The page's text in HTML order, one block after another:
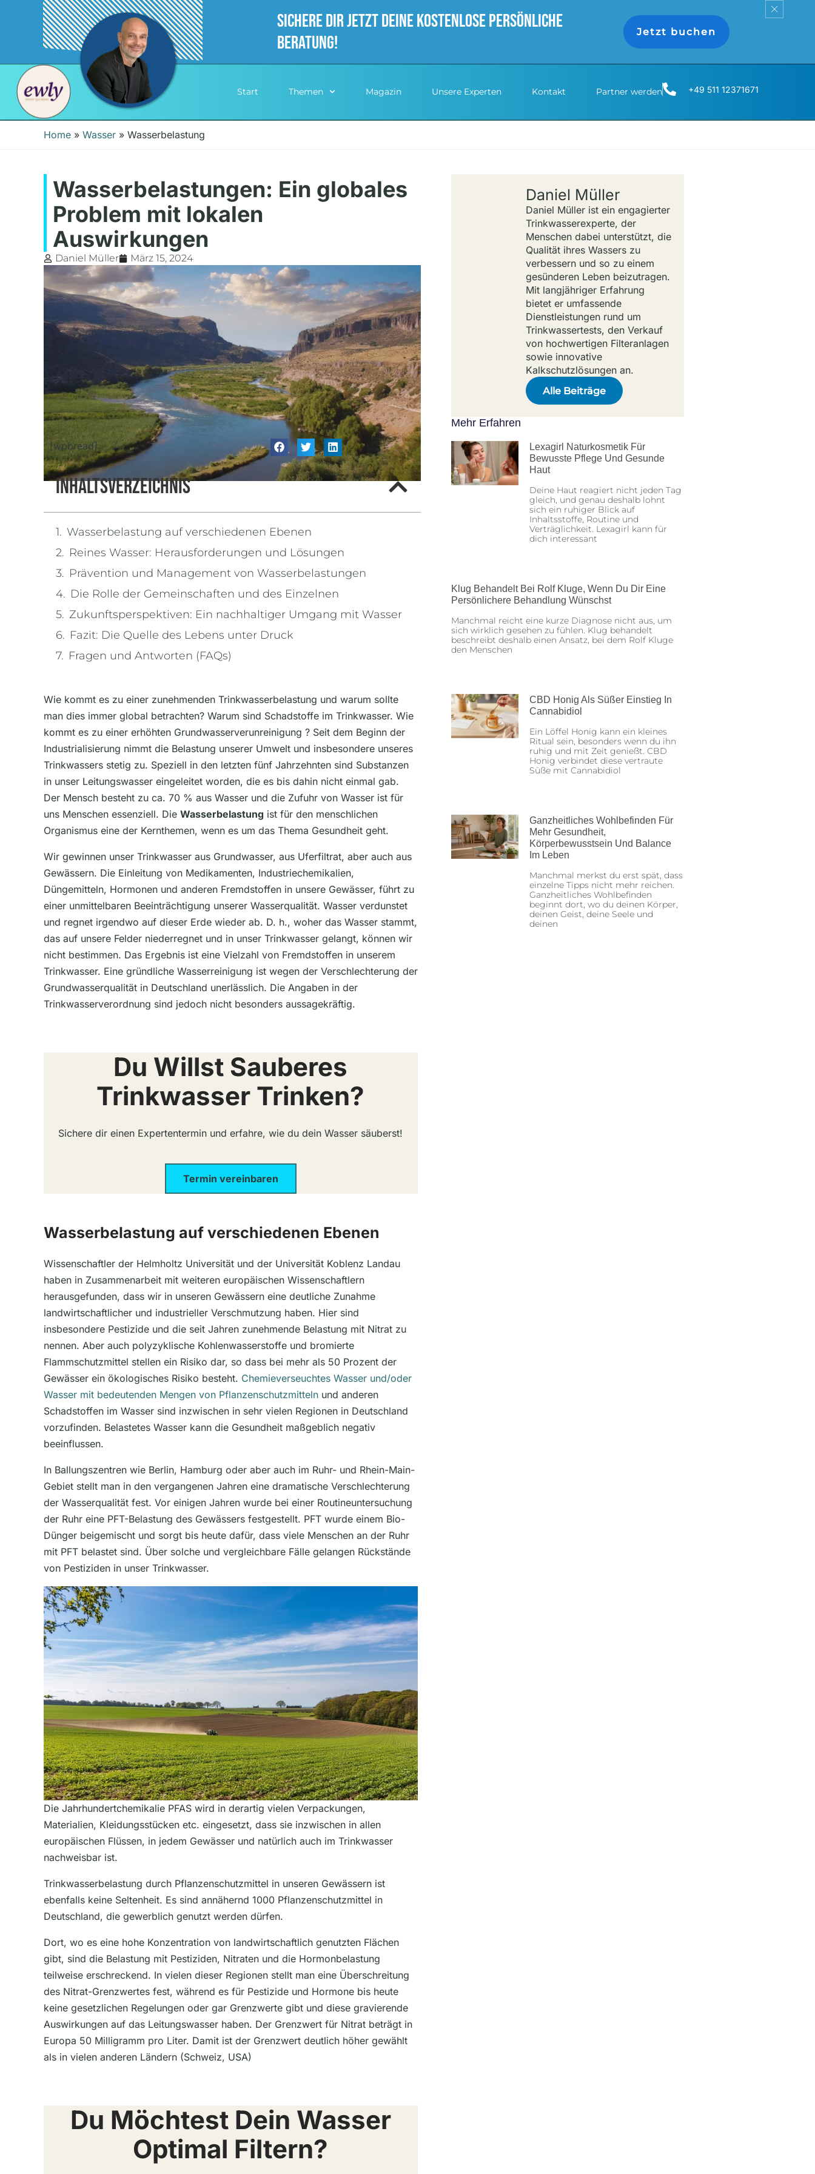
Start Themen Magazin Unsere Experten Kontakt Partner werden +49 511 12371671
Home » Wasser » Wasserbelastung
Wasserbelastungen: Ein globales
Problem mit lokalen
Auswirkungen
Daniel Müller März 15, 2024
[wpbread]
Inhaltsverzeichnis
Wasserbelastung auf verschiedenen Ebenen
Reines Wasser: Herausforderungen und Lösungen
Prävention und Management von Wasserbelastungen
Die Rolle der Gemeinschaften und des Einzelnen
Zukunftsperspektiven: Ein nachhaltiger Umgang mit Wasser
Fazit: Die Quelle des Lebens unter Druck
Fragen und Antworten (FAQs)
Wie kommt es zu einer zunehmenden Trinkwasserbelastung und warum sollte
man dies immer global betrachten? Warum sind Schadstoffe im Trinkwasser. Wie
kommt es zu einer erhöhten Grundwasserverunreinigung ? Seit dem Beginn der
Industrialisierung nimmt die Belastung unserer Umwelt und insbesondere unseres
Trinkwassers stetig zu. Speziell in den letzten fünf Jahrzehnten sind Substanzen
in unser Leitungswasser eingeleitet worden, die es bis dahin nicht einmal gab.
Der Mensch besteht zu ca. 70 % aus Wasser und die Zufuhr von Wasser ist für
uns Menschen essenziell. Die Wasserbelastung ist für den menschlichen
Organismus eine der Kernthemen, wenn es um das Thema Gesundheit geht.
Wir gewinnen unser Trinkwasser aus Grundwasser, aus Uferfiltrat, aber auch aus
Gewässern. Die Einleitung von Medikamenten, Industriechemikalien,
Düngemitteln, Hormonen und anderen Fremdstoffen in unsere Gewässer, führt zu
einer unmittelbaren Beeinträchtigung unserer Wasserqualität. Wasser verdunstet
und regnet irgendwo auf dieser Erde wieder ab. D. h., woher das Wasser stammt,
das auf unsere Felder niederregnet und in unser Trinkwasser gelangt, können wir
nicht bestimmen. Das Ergebnis ist eine Vielzahl von Fremdstoffen in unserem
Trinkwasser. Eine gründliche Wasserreinigung ist wegen der Verschlechterung der
Grundwasserqualität in Deutschland unerlässlich. Die Angaben in der
Trinkwasserverordnung sind jedoch nicht besonders aussagekräftig.
Du Willst Sauberes
Trinkwasser Trinken?
Sichere dir einen Expertentermin und erfahre, wie du dein Wasser säuberst!
Termin vereinbaren
Wasserbelastung auf verschiedenen Ebenen
Wissenschaftler der Helmholtz Universität und der Universität Koblenz Landau
haben in Zusammenarbeit mit weiteren europäischen Wissenschaftlern
herausgefunden, dass wir in unseren Gewässern eine deutliche Zunahme
landwirtschaftlicher und industrieller Verschmutzung haben. Hier sind
insbesondere Pestizide und die seit Jahren zunehmende Belastung mit Nitrat zu
nennen. Aber auch polyzyklische Kohlenwasserstoffe und bromierte
Flammschutzmittel stellen ein Risiko dar, so dass bei mehr als 50 Prozent der
Gewässer ein ökologisches Risiko besteht. Chemieverseuchtes Wasser und/oder
Wasser mit bedeutenden Mengen von Pflanzenschutzmitteln und anderen
Schadstoffen im Wasser sind inzwischen in sehr vielen Regionen in Deutschland
vorzufinden. Belastetes Wasser kann die Gesundheit maßgeblich negativ
beeinflussen.
In Ballungszentren wie Berlin, Hamburg oder aber auch im Ruhr- und Rhein-Main-
Gebiet stellt man in den vergangenen Jahren eine dramatische Verschlechterung
der Wasserqualität fest. Vor einigen Jahren wurde bei einer Routineuntersuchung
der Ruhr eine PFT-Belastung des Gewässers festgestellt. PFT wurde einem Bio-
Dünger beigemischt und sorgt bis heute dafür, dass viele Menschen an der Ruhr
mit PFT belastet sind. Über solche und vergleichbare Fälle gelangen Rückstände
von Pestiziden in unser Trinkwasser.
Die Jahrhundertchemikalie PFAS wird in derartig vielen Verpackungen,
Materialien, Kleidungsstücken etc. eingesetzt, dass sie inzwischen in allen
europäischen Flüssen, in jedem Gewässer und natürlich auch im Trinkwasser
nachweisbar ist.
Trinkwasserbelastung durch Pflanzenschutzmittel in unseren Gewässern ist
ebenfalls keine Seltenheit. Es sind annähernd 1000 Pflanzenschutzmittel in
Deutschland, die gewerblich genutzt werden dürfen.
Dort, wo es eine hohe Konzentration von landwirtschaftlich genutzten Flächen
gibt, sind die Belastung mit Pestiziden, Nitraten und die Hormonbelastung
teilweise erschreckend. In vielen dieser Regionen stellt man eine Überschreitung
des Nitrat-Grenzwertes fest, während es für Pestizide und Hormone bis heute
keine gesetzlichen Regelungen oder gar Grenzwerte gibt und diese gravierende
Auswirkungen auf das Leitungswasser haben. Der Grenzwert für Nitrat beträgt in
Europa 50 Milligramm pro Liter. Damit ist der Grenzwert deutlich höher gewählt
als in vielen anderen Ländern (Schweiz, USA)
Du Möchtest Dein Wasser
Optimal Filtern?
Daniel Müller
Daniel Müller ist ein engagierter
Trinkwasserexperte, der
Menschen dabei unterstützt, die
Qualität ihres Wassers zu
verbessern und so zu einem
gesünderen Leben beizutragen.
Mit langjähriger Erfahrung
bietet er umfassende
Dienstleistungen rund um
Trinkwassertests, den Verkauf
von hochwertigen Filteranlagen
sowie innovative
Kalkschutzlösungen an.
Alle Beiträge
Mehr Erfahren
Lexagirl Naturkosmetik Für
Bewusste Pflege Und Gesunde
Haut
Deine Haut reagiert nicht jeden Tag
gleich, und genau deshalb lohnt
sich ein ruhiger Blick auf
Inhaltsstoffe, Routine und
Verträglichkeit. Lexagirl kann für
dich interessant
Klug Behandelt Bei Rolf Kluge, Wenn Du Dir Eine
Persönlichere Behandlung Wünschst
Manchmal reicht eine kurze Diagnose nicht aus, um
sich wirklich gesehen zu fühlen. Klug behandelt
beschreibt deshalb einen Ansatz, bei dem Rolf Kluge
den Menschen
CBD Honig Als Süßer Einstieg In
Cannabidiol
Ein Löffel Honig kann ein kleines
Ritual sein, besonders wenn du ihn
ruhig und mit Zeit genießt. CBD
Honig verbindet diese vertraute
Süße mit Cannabidiol
Ganzheitliches Wohlbefinden Für
Mehr Gesundheit,
Körperbewusstsein Und Balance
Im Leben
Manchmal merkst du erst spät, dass
einzelne Tipps nicht mehr reichen.
Ganzheitliches Wohlbefinden
beginnt dort, wo du deinen Körper,
deinen Geist, deine Seele und
deinen
sichere dir jetzt deine Kostenlose persönliche
Beratung!
Jetzt buchen